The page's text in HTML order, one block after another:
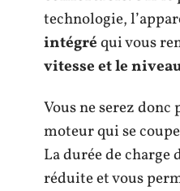
technologie,
intégréqui vous
vitesse et le
Vous ne serez
moteur qui se
La durée de charge
réduite et vous